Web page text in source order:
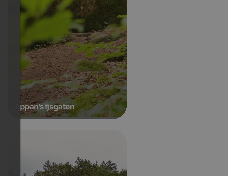
Eppan's ijsgaten